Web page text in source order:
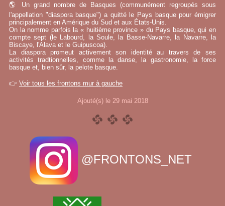
🌎 Un grand nombre de Basques (communément regroupés sous
l'appellation "diaspora basque") a quitté le Pays basque pour émigrer
principalement en Amérique du Sud et aux États-Unis.
On la nomme parfois la « huitième province » du Pays basque, qui en
compte sept (le Labourd, la Soule, la Basse-Navarre, la Navarre, la
Biscaye, l'Alava et le Guipuscoa).
La diaspora promeut activement son identité au travers de ses
activités tradtionnelles, comme la danse, la gastronomie, la force
basque et, bien sûr, la pelote basque.
👉 Voir tous les frontons mur à gauche
Ajouté(s) le 29 mai 2018
@FRONTONS_NET